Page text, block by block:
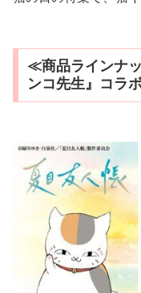
≪商品ラインナ
ンコ先生』コラ